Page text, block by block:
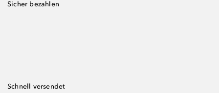
Sicher bezahlen
Schnell versendet